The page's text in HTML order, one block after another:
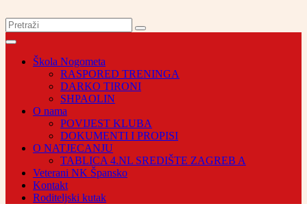
Škola Nogometa
RASPORED TRENINGA
DARKO TIRONI
SHPAOLIN
O nama
POVIJEST KLUBA
DOKUMENTI I PROPISI
O NATJECANJU
TABLICA 4.NL SREDIŠTE ZAGREB A
Veterani NK Špansko
Kontakt
Roditeljski kutak